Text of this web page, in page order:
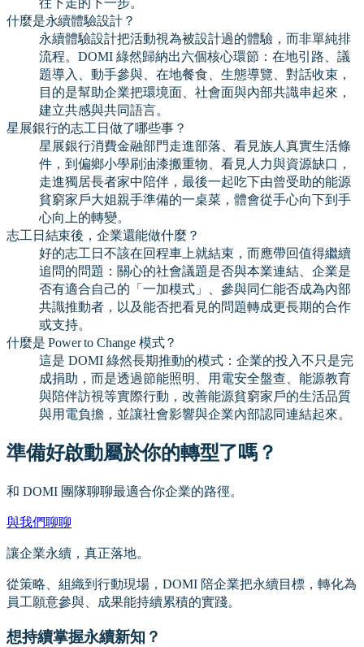
往下走的下一步。
什麼是永續體驗設計？
永續體驗設計把活動視為被設計過的體驗，而非單純排
流程。DOMI 綠然歸納出六個核心環節：在地引路、議
題導入、動手參與、在地餐食、生態導覽、對話收束，
目的是幫助企業把環境面、社會面與內部共識串起來，
建立共感與共同語言。
星展銀行的志工日做了哪些事？
星展銀行消費金融部門走進部落、看見族人真實生活條
件，到偏鄉小學刷油漆搬重物、看見人力與資源缺口，
走進獨居長者家中陪伴，最後一起吃下由曾受助的能源
貧窮家戶大姐親手準備的一桌菜，體會從手心向下到手
心向上的轉變。
志工日結束後，企業還能做什麼？
好的志工日不該在回程車上就結束，而應帶回值得繼續
追問的問題：關心的社會議題是否與本業連結、企業是
否有適合自己的「一加模式」、參與同仁能否成為內部
共識推動者，以及能否把看見的問題轉成更長期的合作
或支持。
什麼是 Power to Change 模式？
這是 DOMI 綠然長期推動的模式：企業的投入不只是完
成捐助，而是透過節能照明、用電安全盤查、能源教育
與陪伴訪視等實際行動，改善能源貧窮家戶的生活品質
與用電負擔，並讓社會影響與企業內部認同連結起來。
準備好啟動屬於你的轉型了嗎？
和 DOMI 團隊聊聊最適合你企業的路徑。
與我們聊聊
讓企業永續，真正落地。
從策略、組織到行動現場，DOMI 陪企業把永續目標，轉化為
員工願意參與、成果能持續累積的實踐。
想持續掌握永續新知？